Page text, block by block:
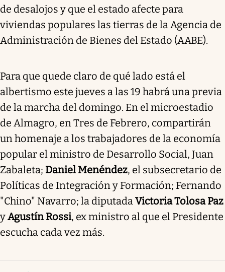
de desalojos y que el estado afecte para
viviendas populares las tierras de la Agencia de
Administración de Bienes del Estado (AABE).
Para que quede claro de qué lado está el
albertismo este jueves a las 19 habrá una previa
de la marcha del domingo. En el microestadio
de Almagro, en Tres de Febrero, compartirán
un homenaje a los trabajadores de la economía
popular el ministro de Desarrollo Social, Juan
Zabaleta; Daniel Menéndez, el subsecretario de
Políticas de Integración y Formación; Fernando
"Chino" Navarro; la diputada Victoria Tolosa Paz
yAgustín Rossi, ex ministro al que el Presidente
escucha cada vez más.